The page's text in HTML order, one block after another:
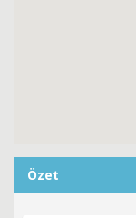
Özet